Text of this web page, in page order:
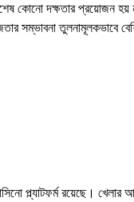
কোনো দক্ষতার প্রয়োজন
সম্ভাবনা তুলনামূলকভাবে
প্ল্যাটফর্ম রয়েছে। খেলার